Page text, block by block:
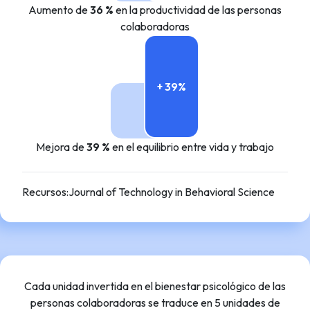
Aumento de36 % en la productividad de las personas
colaboradoras
+ 39%
Mejora de39 % en el equilibrio entre vida y trabajo
Recursos:Journal of Technology in Behavioral Science
Cada unidad invertida en el bienestar psicológico de las
personas colaboradoras se traduce en 5 unidades de